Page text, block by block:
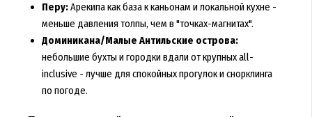
Перу:Арекипа как база к каньонам и локальной кухне -
меньше давления толпы, чем в "точках-магнитах".
Доминикана/Малые Антильские острова:
небольшие бухты и городки вдали от крупных all-
inclusive - лучше для спокойных прогулок и снорклинга
по погоде.